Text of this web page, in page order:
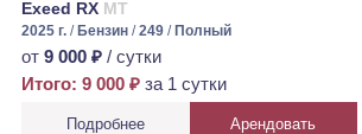
Exeed RX МТ
2025 г. / Бензин /249 / Полный
от 9 000 ₽ / сутки
Итого: 9 000 ₽ за 1 сутки
Подробнее Арендовать